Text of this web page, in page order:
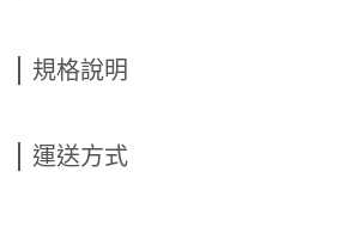
規格說明
運送方式